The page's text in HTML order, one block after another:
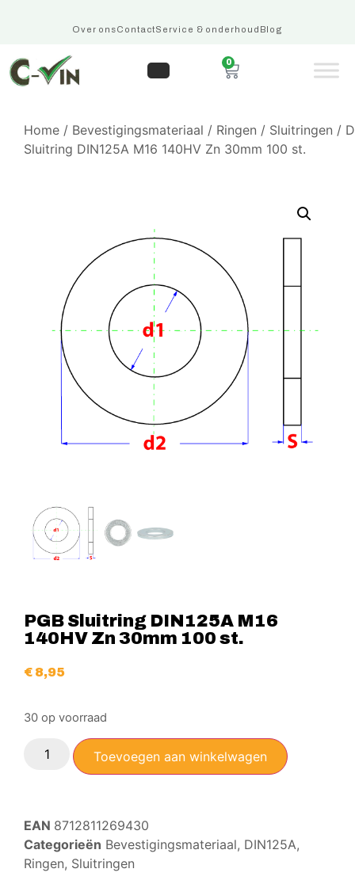
Over onsContactService & onderhoudBlog
0
Home / Bevestigingsmateriaal / Ringen / Sluitringen /
Sluitring DIN125A M16 140HV Zn 30mm 100 st.
PGB Sluitring DIN125A M16
140HV Zn 30mm 100 st.
€8,95
30 op voorraad
Toevoegen aan winkelwagen
EAN 8712811269430
Categorieën Bevestigingsmateriaal, DIN125A,
Ringen, Sluitringen